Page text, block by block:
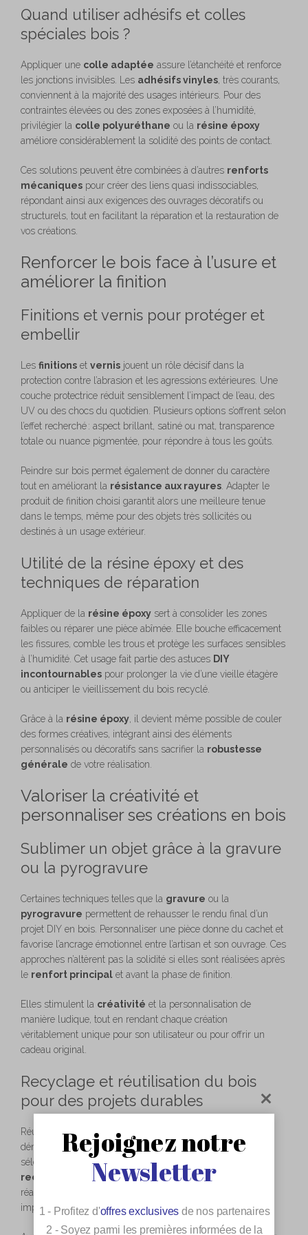
Quand utiliser adhésifs et colles
spéciales bois ?
Appliquer une colle adaptée assure l’étanchéité et renforce
les jonctions invisibles. Les adhésifs vinyles , très courants,
conviennent à la majorité des usages intérieurs. Pour des
contraintes élevées ou des zones exposées à l’humidité,
privilégier la colle polyuréthane ou la résine époxy
améliore considérablement la solidité des points de contact.
Ces solutions peuvent être combinées à d’autres renforts
mécaniques pour créer des liens quasi indissociables,
répondant ainsi aux exigences des ouvrages décoratifs ou
structurels, tout en facilitant la réparation et la restauration de
vos créations.
Renforcer le bois face à l’usure et
améliorer la finition
Finitions et vernis pour protéger et
embellir
Les finitions et vernis jouent un rôle décisif dans la
protection contre l’abrasion et les agressions extérieures. Une
couche protectrice réduit sensiblement l’impact de l’eau, des
UV ou des chocs du quotidien. Plusieurs options s’offrent selon
l’effet recherché : aspect brillant, satiné ou mat, transparence
totale ou nuance pigmentée, pour répondre à tous les goûts.
Peindre sur bois permet également de donner du caractère
tout en améliorant la résistance aux rayures . Adapter le
produit de finition choisi garantit alors une meilleure tenue
dans le temps, même pour des objets très sollicités ou
destinés à un usage extérieur.
Utilité de la résine époxy et des
techniques de réparation
Appliquer de la résine époxy sert à consolider les zones
faibles ou réparer une pièce abîmée. Elle bouche efficacement
les fissures, comble les trous et protège les surfaces sensibles
à l’humidité. Cet usage fait partie des astuces DIY
incontournables pour prolonger la vie d’une vieille étagère
ou anticiper le vieillissement du bois recyclé.
Grâce à la résine époxy , il devient même possible de couler
des formes créatives, intégrant ainsi des éléments
personnalisés ou décoratifs sans sacrifier la robustesse
générale de votre réalisation.
Valoriser la créativité et
personnaliser ses créations en bois
Sublimer un objet grâce à la gravure
ou la pyrogravure
Certaines techniques telles que la gravure ou la
pyrogravure permettent de rehausser le rendu final d’un
projet DIY en bois. Personnaliser une pièce donne du cachet et
favorise l’ancrage émotionnel entre l’artisan et son ouvrage. Ces
approches n’altèrent pas la solidité si elles sont réalisées après
le renfort principal et avant la phase de finition.
Elles stimulent la créativité et la personnalisation de
manière ludique, tout en rendant chaque création
véritablement unique pour son utilisateur ou pour offrir un
cadeau original.
Recyclage et réutilisation du bois
pour des projets durables
Réutiliser des morceaux de
démarche écologique mais aussi structurante si l’on sait
sélectionner les bonnes parties et retraiter le matériau. Le
recyclage du bois anciens’intègre aisément dans les
réalisations modernes, souvent après ponçage, retrait des
impuretés et passage d’un primaire d’accrochage.
Rejoignez notre
Newsletter
1 - Profitez d'offres exclusives de nos partenaires
2 - Soyez parmi les premières informées de la